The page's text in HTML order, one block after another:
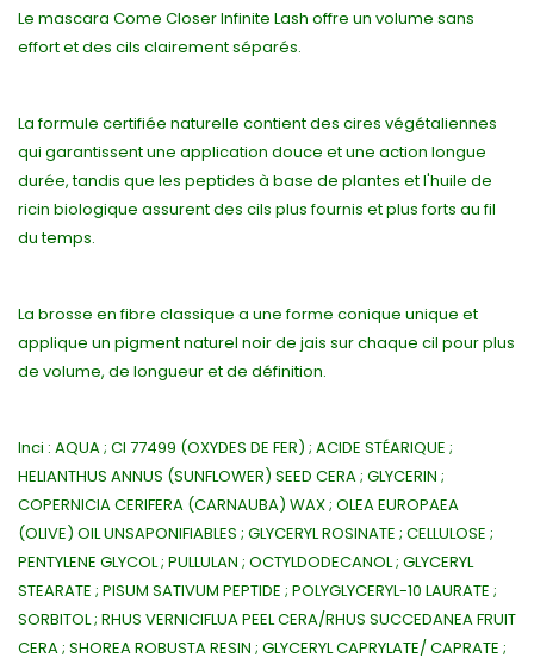
Le mascara Come Closer Infinite Lash offre un volume sans
effort et des cils clairement séparés.
La formule certifiée naturelle contient des cires végétaliennes
qui garantissent une application douce et une action longue
durée, tandis que les peptides à base de plantes et l'huile de
ricin biologique assurent des cils plus fournis et plus forts au fil
du temps.
La brosse en fibre classique a une forme conique unique et
applique un pigment naturel noir de jais sur chaque cil pour plus
de volume, de longueur et de définition.
Inci : AQUA ; CI 77499 (OXYDES DE FER) ; ACIDE STÉARIQUE ;
HELIANTHUS ANNUS (SUNFLOWER) SEED CERA ; GLYCERIN ;
COPERNICIA CERIFERA (CARNAUBA) WAX ; OLEA EUROPAEA
(OLIVE) OIL UNSAPONIFIABLES ; GLYCERYL ROSINATE ; CELLULOSE ;
PENTYLENE GLYCOL ; PULLULAN ; OCTYLDODECANOL ; GLYCERYL
STEARATE ; PISUM SATIVUM PEPTIDE ; POLYGLYCERYL-10 LAURATE ;
SORBITOL ; RHUS VERNICIFLUA PEEL CERA/RHUS SUCCEDANEA FRUIT
CERA ; SHOREA ROBUSTA RESIN ; GLYCERYL CAPRYLATE/ CAPRATE ;